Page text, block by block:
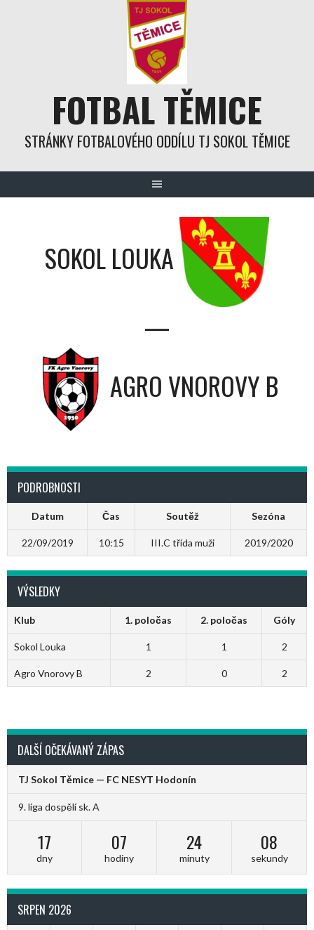
FOTBAL TĚMICE
STRÁNKY FOTBALOVÉHO ODDÍLU TJ SOKOL TĚMICE
SOKOL LOUKA
—
AGRO VNOROVY B
PODROBNOSTI
Datum Čas Soutěž Sezóna
22/09/2019 10:15 III.C třída muži 2019/2020
VÝSLEDKY
Klub 1. poločas 2. poločas Góly
Sokol Louka 1 1 2
Agro Vnorovy B 2 0 2
DALŠÍ OČEKÁVANÝ ZÁPAS
TJ Sokol Těmice — FC NESYT Hodonín
9. liga dospělí sk. A
17
dny
07
hodiny
24
minuty
08
sekundy
SRPEN 2026